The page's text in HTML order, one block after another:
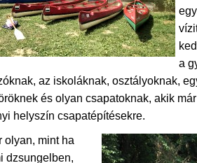
a
az iskoláknak, osztályoknak,
és olyan csapatoknak, akik
helyszín csapatépítésekre.
olyan, mint ha
dzsungelben,